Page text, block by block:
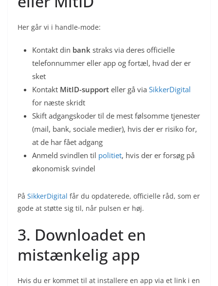
Her går vi i handle-mode:
Kontakt din bank straks via deres officielle
telefonnummer eller app og fortæl, hvad der er
sket
Kontakt MitID-support eller gå via SikkerDigital
for næste skridt
Skift adgangskoder til de mest følsomme tjenester
(mail, bank, sociale medier), hvis der er risiko for,
at de har fået adgang
Anmeld svindlen til politiet, hvis der er forsøg på
økonomisk svindel
På SikkerDigital får du opdaterede, officielle råd, som er
gode at støtte sig til, når pulsen er høj.
3. Downloadet en
mistænkelig app
Hvis du er kommet til at installere en app via et link i en